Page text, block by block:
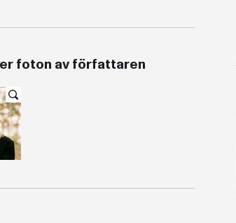
foton av författaren